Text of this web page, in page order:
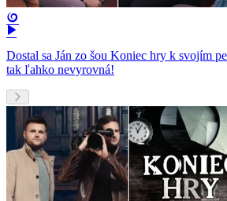
Dostal sa Ján zo šou Koniec hry k svojím
tak ľahko nevyrovná!